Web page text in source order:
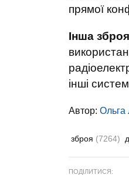
прямої
Інша
інші
Автор: Ольга
зброя (7264)
ПОДІЛИТИСЯ: